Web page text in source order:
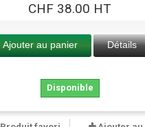
CHF 38.00 HT
Ajouter au panier Détails
Disponible